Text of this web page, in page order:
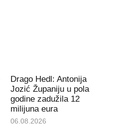
Drago Hedl: Antonija
Jozić Županiju u pola
godine zadužila 12
milijuna eura
06.08.2026